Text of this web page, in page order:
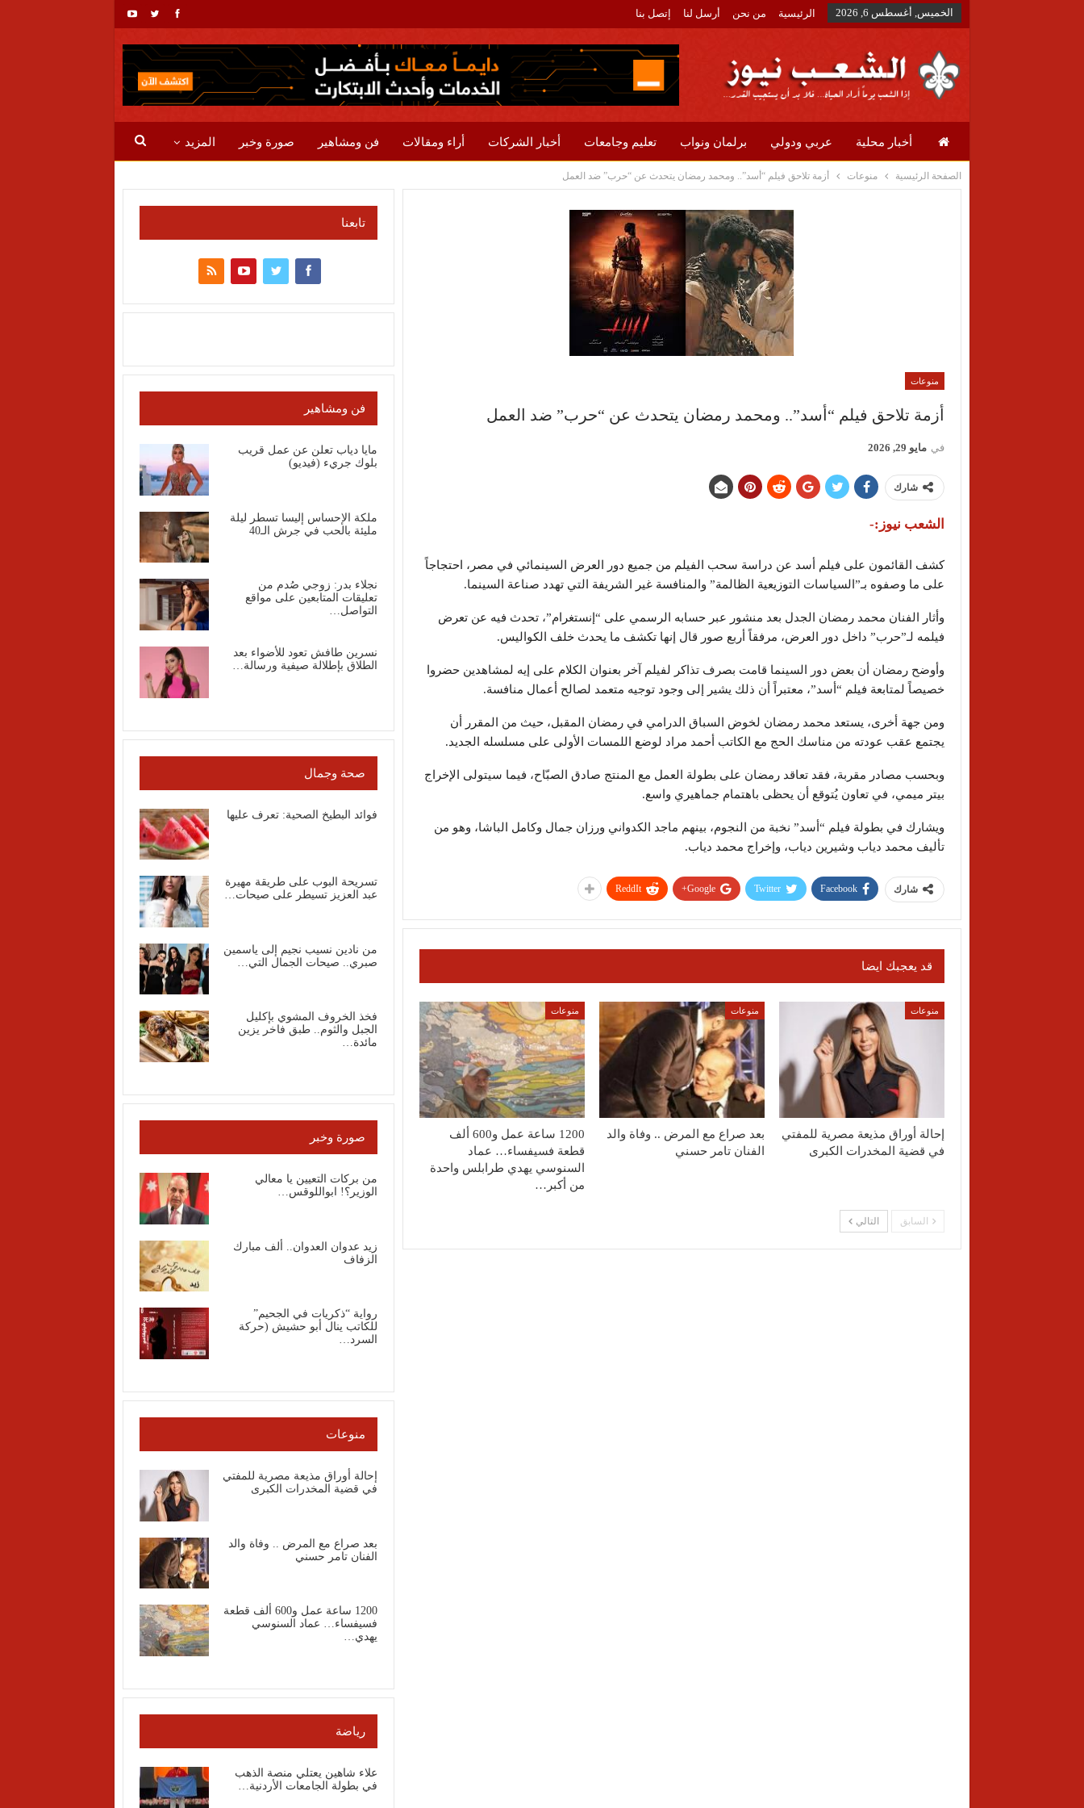
الخميس, أغسطس 6, 2026 الرئيسية من نحن أرسل لنا إتصل بنا
أخبار محلية عربي ودولي برلمان ونواب تعليم وجامعات أخبار الشركات أراء ومقالات فن ومشاهير صورة وخبر المزيد
الصفحة الرئيسية منوعات أزمة تلاحق فيلم “أسد”.. ومحمد رمضان يتحدث عن “حرب” ضد العمل
منوعات
أزمة تلاحق فيلم “أسد”.. ومحمد رمضان يتحدث عن “حرب” ضد العمل
في مايو 29, 2026
شارك
الشعب نيوز:-
كشف القائمون على فيلم أسد عن دراسة سحب الفيلم من جميع دور العرض السينمائي في مصر، احتجاجاً
على ما وصفوه بـ”السياسات التوزيعية الظالمة” والمنافسة غير الشريفة التي تهدد صناعة السينما.
وأثار الفنان محمد رمضان الجدل بعد منشور عبر حسابه الرسمي على “إنستغرام”، تحدث فيه عن تعرض
فيلمه لـ”حرب” داخل دور العرض، مرفقاً أربع صور قال إنها تكشف ما يحدث خلف الكواليس.
وأوضح رمضان أن بعض دور السينما قامت بصرف تذاكر لفيلم آخر بعنوان الكلام على إيه لمشاهدين حضروا
خصيصاً لمتابعة فيلم “أسد”، معتبراً أن ذلك يشير إلى وجود توجيه متعمد لصالح أعمال منافسة.
ومن جهة أخرى، يستعد محمد رمضان لخوض السباق الدرامي في رمضان المقبل، حيث من المقرر أن
يجتمع عقب عودته من مناسك الحج مع الكاتب أحمد مراد لوضع اللمسات الأولى على مسلسله الجديد.
وبحسب مصادر مقربة، فقد تعاقد رمضان على بطولة العمل مع المنتج صادق الصبّاح، فيما سيتولى الإخراج
بيتر ميمي، في تعاون يُتوقع أن يحظى باهتمام جماهيري واسع.
ويشارك في بطولة فيلم “أسد” نخبة من النجوم، بينهم ماجد الكدواني ورزان جمال وكامل الباشا، وهو من
تأليف محمد دياب وشيرين دياب، وإخراج محمد دياب.
شارك Facebook
Twitter
Google+
ReddIt
قد يعجبك ايضا
منوعات
إحالة أوراق مذيعة مصرية للمفتي
في قضية المخدرات الكبرى
منوعات
بعد صراع مع المرض .. وفاة والد
الفنان تامر حسني
منوعات
1200 ساعة عمل و600 ألف
قطعة فسيفساء… عماد
السنوسي يهدي طرابلس واحدة
من أكبر…
السابق التالي
تابعنا
فن ومشاهير
مايا دياب تعلن عن عمل قريب
بلوك جريء (فيديو)
ملكة الإحساس إليسا تسطر ليلة
مليئة بالحب في جرش الـ40
نجلاء بدر: زوجي صُدم من
تعليقات المتابعين على مواقع
التواصل…
نسرين طافش تعود للأضواء بعد
الطلاق بإطلالة صيفية ورسالة…
صحة وجمال
فوائد البطيخ الصحية: تعرف عليها
تسريحة البوب على طريقة مهيرة
عبد العزيز تسيطر على صيحات…
من نادين نسيب نجيم إلى ياسمين
صبري.. صيحات الجمال التي…
فخذ الخروف المشوي بإكليل
الجبل والثوم.. طبق فاخر يزين
مائدة…
صورة وخبر
من بركات التعيين يا معالي
الوزير؟! ابواللوقس…
زيد عدوان العدوان.. ألف مبارك
الزفاف
رواية “ذكريات في الجحيم”
للكاتب ينال أبو حشيش (حركة
السرد…
منوعات
إحالة أوراق مذيعة مصرية للمفتي
في قضية المخدرات الكبرى
بعد صراع مع المرض .. وفاة والد
الفنان تامر حسني
1200 ساعة عمل و600 ألف قطعة
فسيفساء… عماد السنوسي
يهدي…
رياضة
علاء شاهين يعتلي منصة الذهب
في بطولة الجامعات الأردنية…